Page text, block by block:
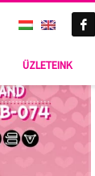
ÜZLETEINK